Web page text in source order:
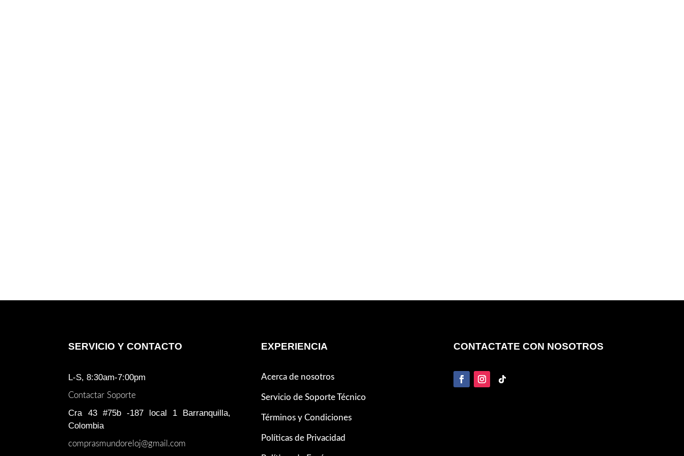
SERVICIO Y CONTACTO
L-S, 8:30am-7:00pm
Contactar Soporte
Cra 43 #75b -187 local 1 Barranquilla,
Colombia
comprasmundoreloj@gmail.com
EXPERIENCIA
Acerca de nosotros
Servicio de Soporte Técnico
Términos y Condiciones
Políticas de Privacidad
CONTACTATE CON NOSOTROS